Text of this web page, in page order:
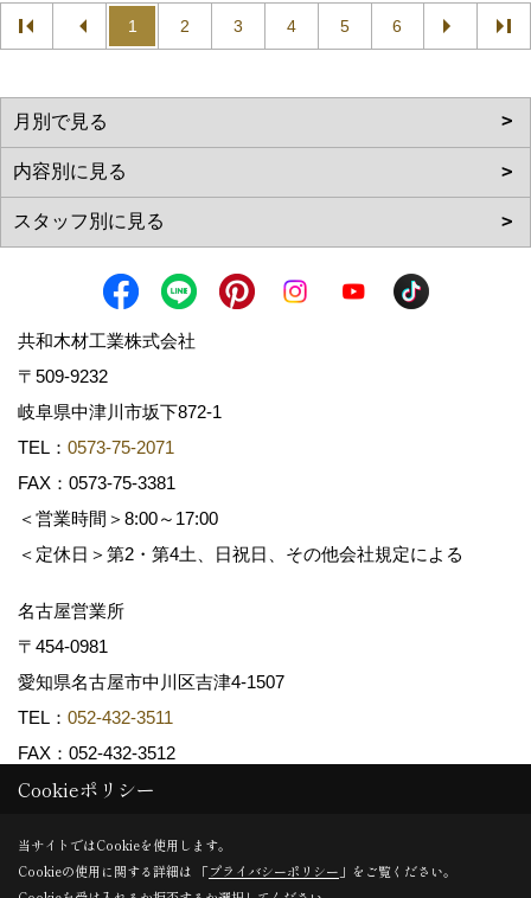
1 2 3 4 5 6
共和木材工業株式会社
〒509-9232
岐阜県中津川市坂下872‐1
TEL： 0573-75-2071
FAX：0573-75-3381
＜営業時間＞8:00～17:00
＜定休日＞第2・第4土、日祝日、その他会社規定による
名古屋営業所
〒454-0981
愛知県名古屋市中川区吉津4-1507
TEL： 052-432-3511
FAX：052-432-3512
Copyright (c) 共和木材工業株式会社. All Rights Reserved.
Produced byゴデスクリエイト
Cookieポリシー
当サイトではCookieを使用します。
Cookieの使用に関する詳細は 「プライバシーポリシー 」をご覧ください。